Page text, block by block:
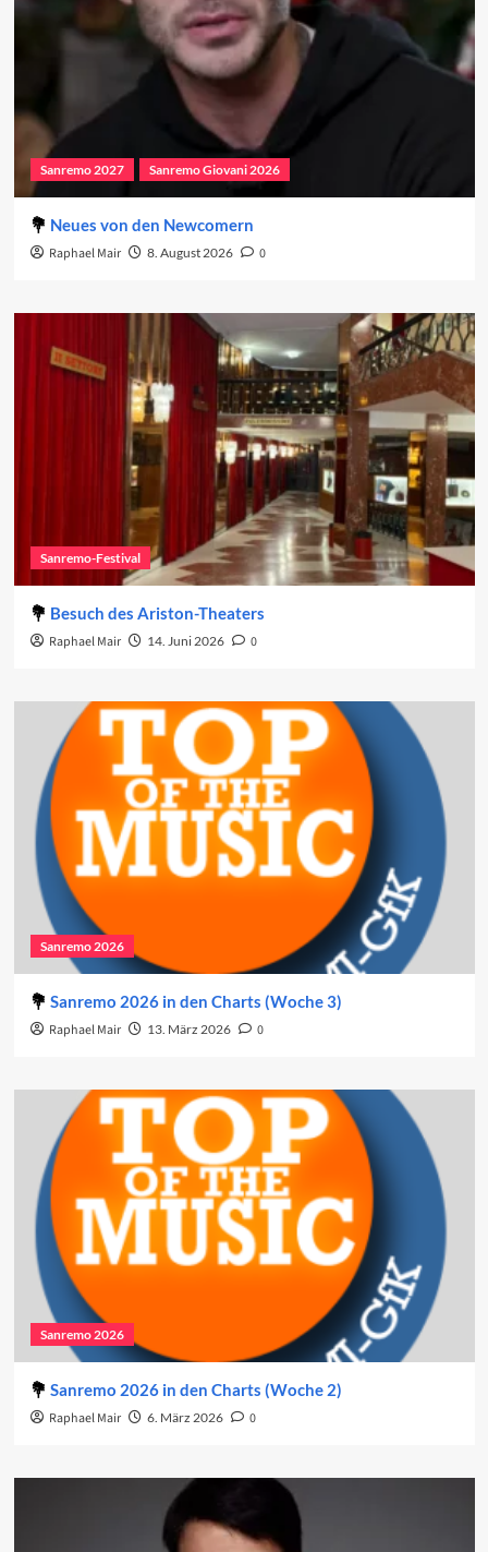
Sanremo 2027 Sanremo Giovani 2026
Neues von den Newcomern
Raphael Mair 8. August 2026 0
Sanremo-Festival
Besuch des Ariston-Theaters
Raphael Mair 14. Juni 2026 0
Sanremo 2026
Sanremo 2026 in den Charts (Woche 3)
Raphael Mair 13. März 2026 0
Sanremo 2026
Sanremo 2026 in den Charts (Woche 2)
Raphael Mair 6. März 2026 0